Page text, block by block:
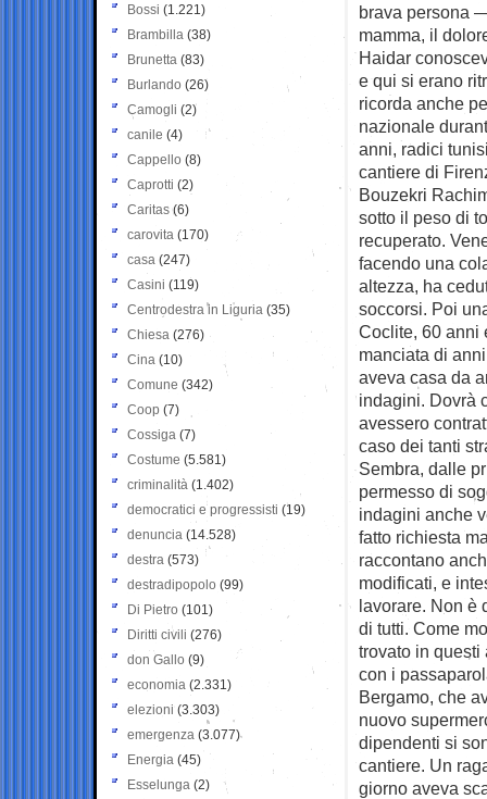
brava persona
mamma, il
Haidar
e qui si erano
ricorda anche
nazionale
anni, radici
cantiere di
Bouzekri
sotto il peso di
recuperato.
facendo una
altezza, ha
soccorsi. Poi
Coclite, 60 anni
manciata di
aveva casa da
indagini. Dovrà
avessero
caso dei tanti
Sembra, dalle
permesso di
indagini anche
fatto richiesta
raccontano
modificati, e
lavorare. Non è
di tutti. Come
trovato in questi
con i
Bergamo, che
nuovo
dipendenti si
cantiere. Un
giorno aveva
Bossi (1.221)
Brambilla (38)
Brunetta (83)
Burlando (26)
Camogli (2)
canile (4)
Cappello (8)
Caprotti (2)
Caritas (6)
carovita (170)
casa (247)
Casini (119)
Centrodestra in Liguria (35)
Chiesa (276)
Cina (10)
Comune (342)
Coop (7)
Cossiga (7)
Costume (5.581)
criminalità (1.402)
democratici e progressisti (19)
denuncia (14.528)
destra (573)
destradipopolo (99)
Di Pietro (101)
Diritti civili (276)
don Gallo (9)
economia (2.331)
elezioni (3.303)
emergenza (3.077)
Energia (45)
Esselunga (2)